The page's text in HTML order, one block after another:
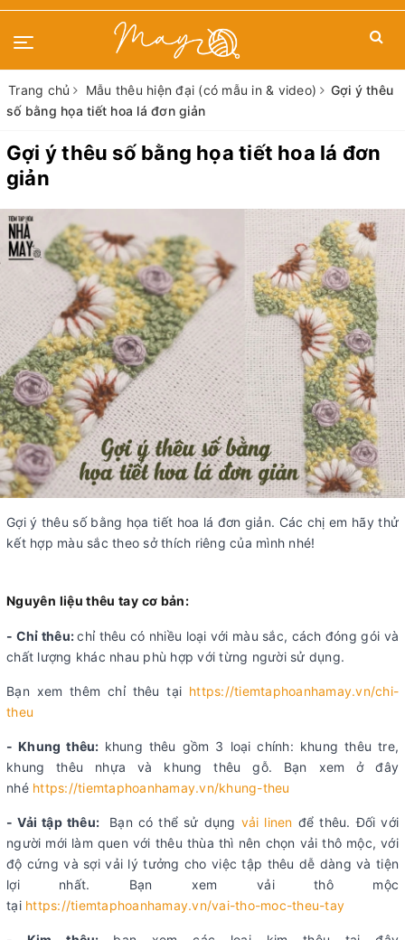
Trang chủ Mẫu thêu hiện đại (có mẫu in & video)
Gợi ý thêu
số bằng họa tiết hoa lá đơn giản
Gợi ý thêu số bằng họa tiết hoa lá đơn
giản
Gợi ý thêu số bằng họa tiết hoa lá đơn giản. Các chị em hãy thử
kết hợp màu sắc theo sở thích riêng của mình nhé!
Nguyên liệu thêu tay cơ bản:
- Chỉ thêu:chỉ thêu có nhiều loại với màu sắc, cách đóng gói và
chất lượng khác nhau phù hợp với từng người sử dụng.
Bạn xem thêm chỉ thêu tại https://tiemtaphoanhamay.vn/chi-
theu
- Khung thêu: khung thêu gồm 3 loại chính: khung thêu tre,
khung thêu nhựa và khung thêu gỗ. Bạn xem ở đây
nhé https://tiemtaphoanhamay.vn/khung-theu
- Vải tập thêu: Bạn có thể sử dụng vải linen để thêu. Đối với
người mới làm quen với thêu thùa thì nên chọn vải thô mộc, với
độ cứng và sợi vải lý tưởng cho việc tập thêu dễ dàng và tiện
lợi nhất. Bạn xem vải thô mộc
tại https://tiemtaphoanhamay.vn/vai-tho-moc-theu-tay